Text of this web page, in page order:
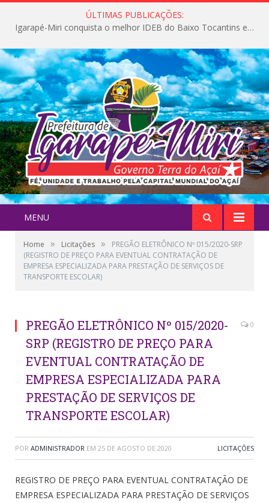
ÚLTIMAS PUBLICAÇÕES:
Igarapé-Miri conquista o melhor IDEB do Baixo Tocantins e avança na qualidade da educação pública
MENU
Home » Licitações »
PREGÃO ELETRÔNICO Nº 015/2020-SRP
(REGISTRO DE PREÇO PARA EVENTUAL CONTRATAÇÃO DE
EMPRESA ESPECIALIZADA PARA PRESTAÇÃO DE SERVIÇOS DE
TRANSPORTE ESCOLAR)
PREGÃO ELETRÔNICO Nº 015/2020-
SRP (REGISTRO DE PREÇO PARA
EVENTUAL CONTRATAÇÃO DE
EMPRESA ESPECIALIZADA PARA
PRESTAÇÃO DE SERVIÇOS DE
TRANSPORTE ESCOLAR)
0
POR ADMINISTRADOR EM 25 DE AGOSTO DE 2020 LICITAÇÕES
REGISTRO DE PREÇO PARA EVENTUAL CONTRATAÇÃO DE
EMPRESA ESPECIALIZADA PARA PRESTAÇÃO DE SERVIÇOS